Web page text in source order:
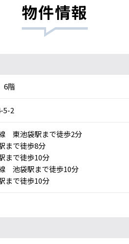
物件情報
6階
5-2
東池袋駅まで徒歩2分
まで徒歩8分
まで徒歩10分
池袋駅まで徒歩10分
まで徒歩10分